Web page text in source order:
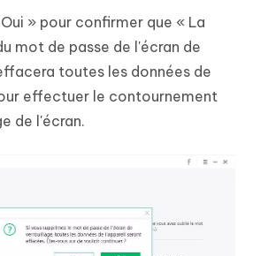
» pour confirmer que « La
mot de passe de l'écran de
toutes les données de
effectuer le contournement
de l'écran.